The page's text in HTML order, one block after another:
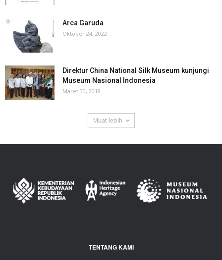
Arca Garuda
Oktober 24, 2022
Direktur China National Silk Museum kunjungi
Museum Nasional Indonesia
Maret 30, 2018
Muat lebih
TENTANG KAMI